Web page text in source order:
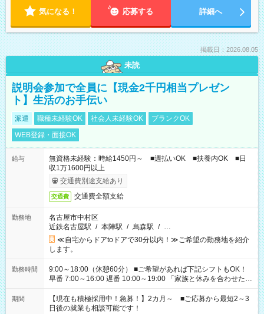
気になる！ 応募する 詳細へ
掲載日：2026.08.05
未読
説明会参加で全員に【現金2千円相当プレゼン
ト】生活のお手伝い
派遣 職種未経験OK 社会人未経験OK
ブランクOK
WEB登録・面接OK
給与
無資格未経験：時給1450円～ ■週払いOK ■扶養内OK ■日
収1万1600円以上
交通費別途支給あり
交通費 交通費全額支給
勤務地
名古屋市中村区
近鉄名古屋駅 / 本陣駅 / 烏森駅 / …
≪自宅からドアtoドアで30分以内！≫ご希望の勤務地を紹介
します。
勤務時間
9:00～18:00（休憩60分） ■ご希望があれば下記シフトもOK！
早番 7:00～16:00 遅番 10:00～19:00 「家族と休みを合わせた
い」 「余裕を持って夕飯の準備がしたい」 「できれば残業はし
たくない」 など、ご希望を教えてくださいね。 ※Wワーク希望
の方へ 今ご覧のお仕事で希望する勤務時間と、もう1つのお仕事
期間
【現在も積極採用中！急募！】2カ月～ ■ご応募から最短2～3
日後の就業も相談可能です！